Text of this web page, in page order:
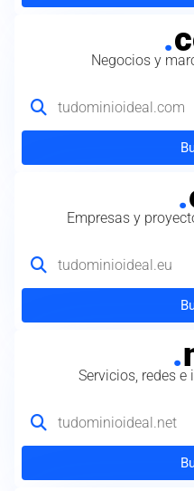
.
Negocios y
.
Empresas y
.
Servicios, redes